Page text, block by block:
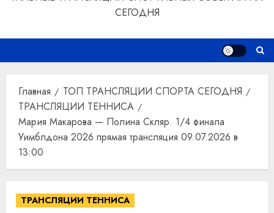
СЕГОДНЯ
Главная
ТОП ТРАНСЛЯЦИИ СПОРТА СЕГОДНЯ
ТРАНСЛЯЦИИ ТЕННИСА
Мария Макарова — Полина Скляр. 1/4 финала
Уимблдона 2026 прямая трансляция 09.07.2026 в
13:00
ТРАНСЛЯЦИИ ТЕННИСА